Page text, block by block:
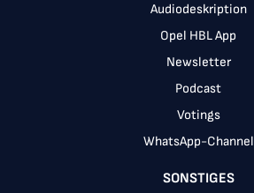
Audiodeskription
Opel HBL App
Newsletter
Podcast
Votings
WhatsApp-Channel
SONSTIGES